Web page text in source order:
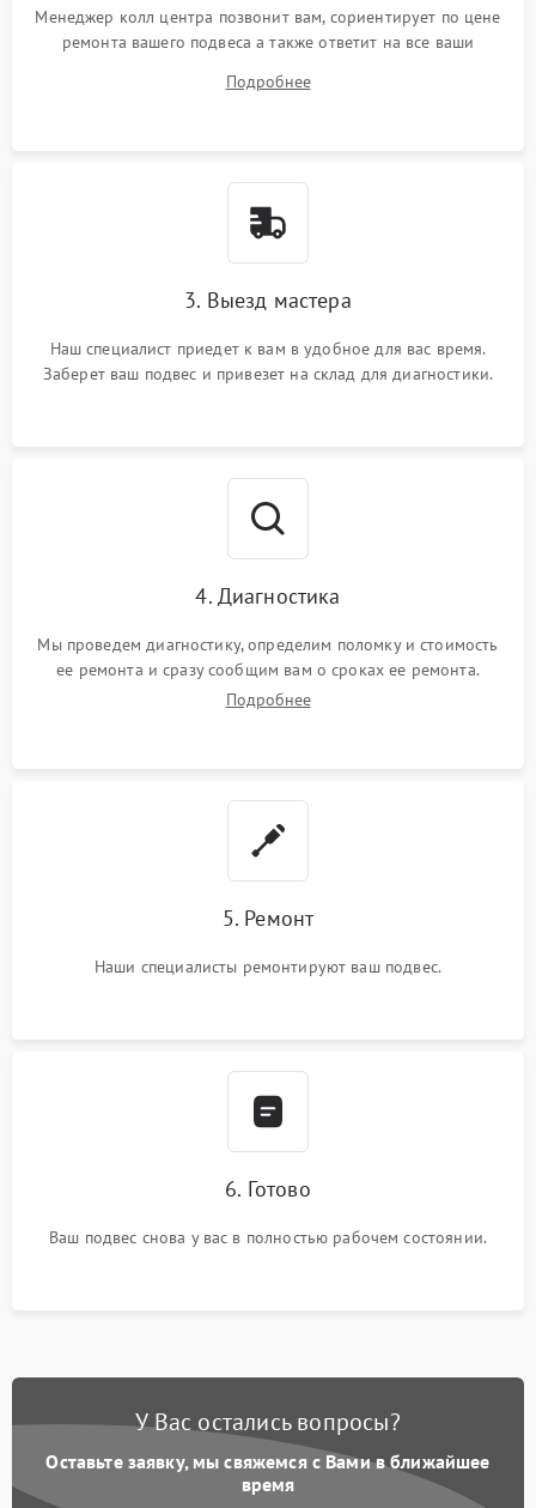
Менеджер колл центра позвонит вам, сориентирует по цене
ремонта вашего подвеса а также ответит на все ваши
Подробнее
3. Выезд мастера
Наш специалист приедет к вам в удобное для вас время.
Заберет ваш подвес и привезет на склад для диагностики.
4. Диагностика
Мы проведем диагностику, определим поломку и стоимость
ее ремонта и сразу сообщим вам о сроках ее ремонта.
Подробнее
5. Ремонт
Наши специалисты ремонтируют ваш подвес.
6. Готово
Ваш подвес снова у вас в полностью рабочем состоянии.
У Вас остались вопросы?
Оставьте заявку, мы свяжемся с Вами в ближайшее
время